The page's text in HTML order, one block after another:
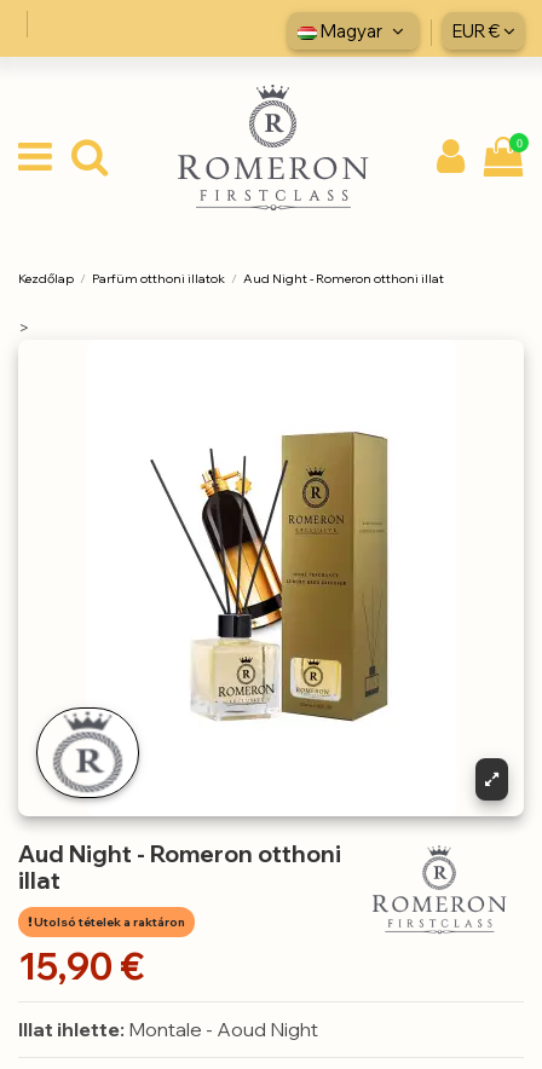
Magyar EUR €
0
Kezdőlap Parfüm otthoni illatok Aud Night - Romeron otthoni illat
>
Aud Night - Romeron otthoni
illat
Utolsó tételek a raktáron
15,90 €
Illat ihlette: Montale - Aoud Night